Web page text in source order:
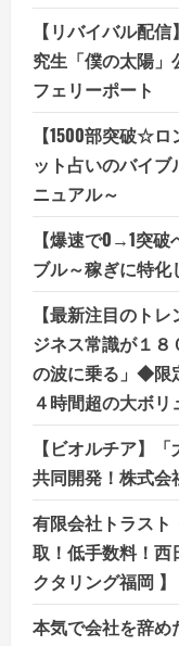
【リバイバル配
究生「僕の太陽」
フェリーポート
【1500部突破☆
ット占いのバイ
ニュアル～
【爆速で0→1突
ブル～稼ぎに特
【最新注目のト
ジネス常識が１
の波に乗る」◆限
４時間超の大ボ
【ビオルチア】
共同開発！株式会
有限会社トラスト
取！低手数料！西
クタリング福岡 】
本気で会社を辞め